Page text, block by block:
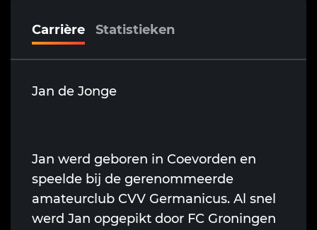
Carrière Statistieken
Jan de Jonge
Jan werd geboren in Coevorden en
speelde bij de gerenommeerde
amateurclub CVV Germanicus. Al snel
werd Jan opgepikt door FC Groningen